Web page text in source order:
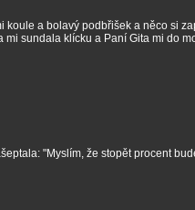
koule a bolavý podbřišek a něco si
sundala klícku a Paní Gita mi do
"Myslím, že stopět procent